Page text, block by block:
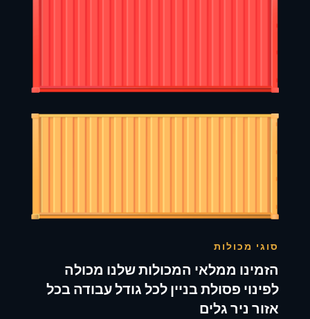
סוגי מכולות
הזמינו ממלאי המכולות שלנו מכולה
לפינוי פסולת בניין לכל גודל עבודה בכל
אזור ניר גלים